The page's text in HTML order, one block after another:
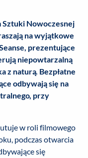
Sztuki Nowoczesnej
na wyjątkowe
prezentujące
niepowtarzalną
z naturą. Bezpłatne
odbywają się na
przy
w roli filmowego
podczas otwarcia
się